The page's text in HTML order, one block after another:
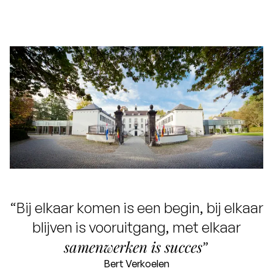
“Bij elkaar komen is een begin, bij elkaar
blijven is vooruitgang, met elkaar
samenwerken is succes”
Bert Verkoelen